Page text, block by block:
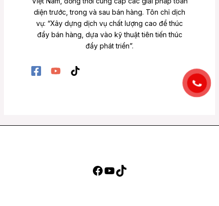
diện trước, trong và sau bán hàng. Tôn chỉ dịch
vụ: “Xây dựng dịch vụ chất lượng cao để thúc
đẩy bán hàng, dựa vào kỹ thuật tiên tiến thúc
đẩy phát triển”.
Facebook
YouTube
TikTok